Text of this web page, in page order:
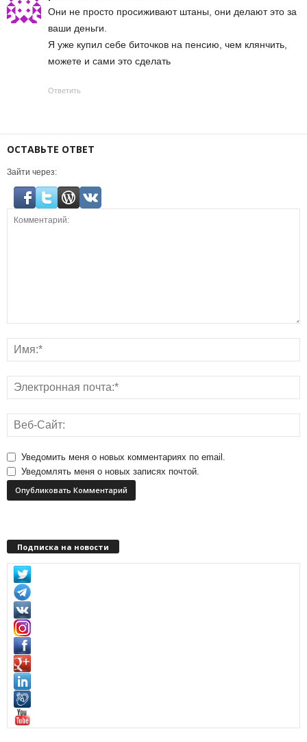
Они не просто просиживают штаны, они делают это за
ваши деньги.
Я уже купил себе биточков на пенсию, чем клянчить,
можете и сами это сделать
Ответить
ОСТАВЬТЕ ОТВЕТ
Зайти через:
Уведомить меня о новых комментариях по email.
Уведомлять меня о новых записях почтой.
Подписка на новости